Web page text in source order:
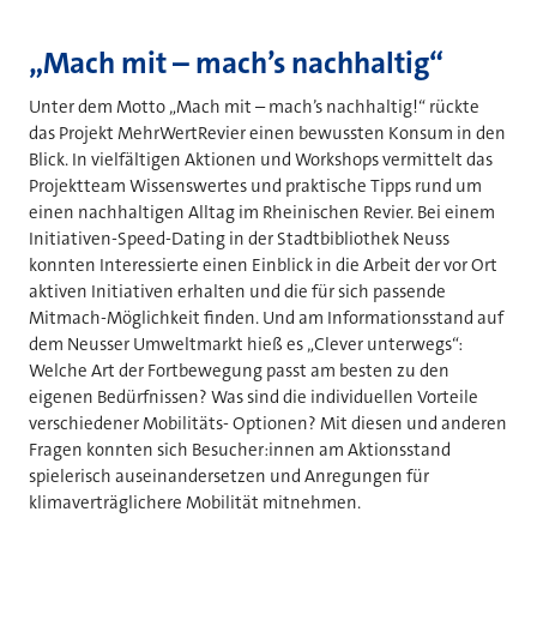
„Mach mit – mach’s nachhaltig“
Unter dem Motto „Mach mit – mach’s nachhaltig!“ rückte
das Projekt MehrWertRevier einen bewussten Konsum in den
Blick. In vielfältigen Aktionen und Workshops vermittelt das
Projektteam Wissenswertes und praktische Tipps rund um
einen nachhaltigen Alltag im Rheinischen Revier. Bei einem
Initiativen-Speed-Dating in der Stadtbibliothek Neuss
konnten Interessierte einen Einblick in die Arbeit der vor Ort
aktiven Initiativen erhalten und die für sich passende
Mitmach-Möglichkeit finden. Und am Informationsstand auf
dem Neusser Umweltmarkt hieß es „Clever unterwegs“:
Welche Art der Fortbewegung passt am besten zu den
eigenen Bedürfnissen? Was sind die individuellen Vorteile
verschiedener Mobilitäts- Optionen? Mit diesen und anderen
Fragen konnten sich Besucher:innen am Aktionsstand
spielerisch auseinandersetzen und Anregungen für
klimaverträglichere Mobilität mitnehmen.